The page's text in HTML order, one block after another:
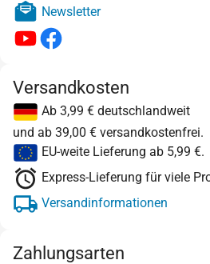
Newsletter
Versandkosten
Ab 3,99 € deutschlandweit
und ab 39,00 € versandkostenfrei.
EU-weite Lieferung ab 5,99 €.
Express-Lieferung für viele
Versandinformationen
Zahlungsarten